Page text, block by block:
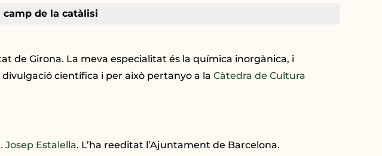
camp de la catàlisi
de Girona. La meva especialitat és la química inorgànica, i
científica i per això pertanyo a la Càtedra de Cultura
Josep Estalella. L’ha reeditat l’Ajuntament de Barcelona.